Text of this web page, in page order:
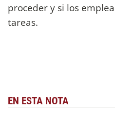
proceder y si los
tareas.
EN ESTA NOTA